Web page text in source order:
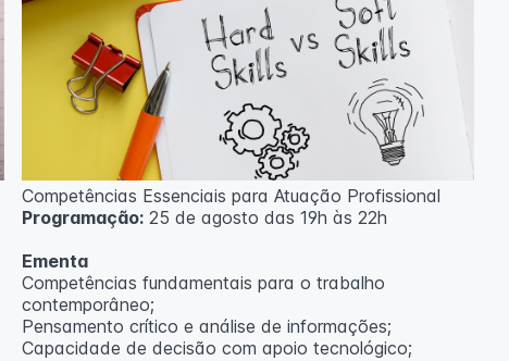
Competências Essenciais para Atuação Profissional
Programação:25 de agosto das 19h às 22h
Ementa
Competências fundamentais para o trabalho
contemporâneo;
Pensamento crítico e análise de informações;
Capacidade de decisão com apoio tecnológico;